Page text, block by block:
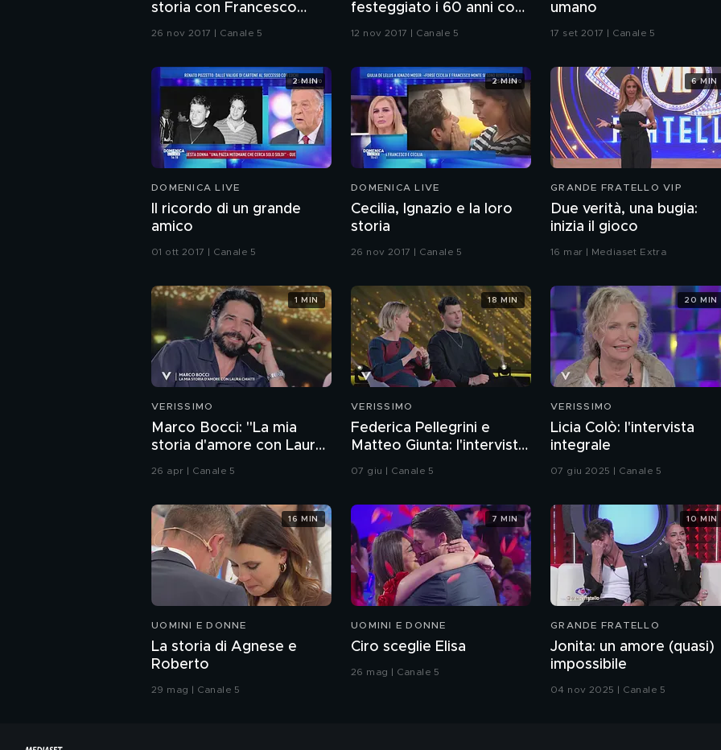
storia con Francesco
26 nov 2017 | Canale 5
festeggiato i 60 anni con i
12 nov 2017 | Canale 5
umano
17 set 2017 | Canale 5
DOMENICA LIVE
Il ricordo di un grande
amico
01 ott 2017 | Canale 5
2 MIN
DOMENICA LIVE
Cecilia, Ignazio e la loro
storia
26 nov 2017 | Canale 5
2 MIN
GRANDE FRATELLO VIP
Due verità, una bugia:
inizia il gioco
16 mar | Mediaset Extra
6 MIN
VERISSIMO
Marco Bocci: "La mia
storia d'amore con Laura
Chiatti"
26 apr | Canale 5
1 MIN
VERISSIMO
Federica Pellegrini e
Matteo Giunta: l'intervista
integrale
07 giu | Canale 5
18 MIN
VERISSIMO
Licia Colò: l'intervista
integrale
07 giu 2025 | Canale 5
20 MIN
UOMINI E DONNE
La storia di Agnese e
Roberto
29 mag | Canale 5
16 MIN
UOMINI E DONNE
Ciro sceglie Elisa
26 mag | Canale 5
7 MIN
GRANDE FRATELLO
Jonita: un amore (quasi)
impossibile
04 nov 2025 | Canale 5
10 MIN